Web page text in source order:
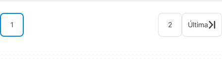
1 2 Última